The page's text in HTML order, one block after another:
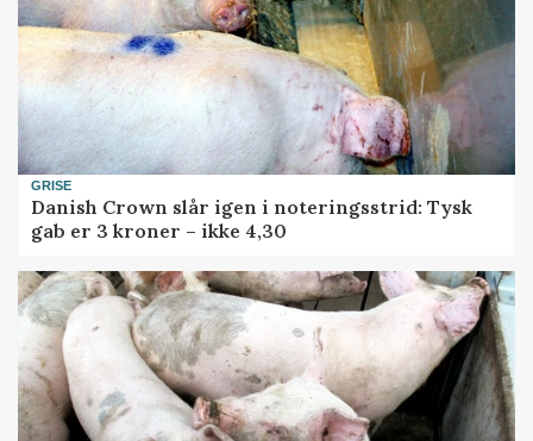
GRISE
Danish Crown slår igen i noteringsstrid: Tysk
gab er 3 kroner – ikke 4,30